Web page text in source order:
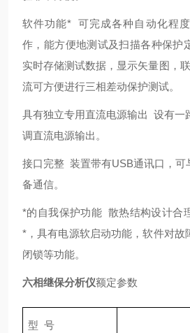
软件功能* 可完成各种自动化程
作，能方便地测试及扫描各种保护
实时存储测试数据，显示矢量图，
流可方便进行三相差动保护测试。
具有独立专用直流电源输出 设有一
调直流电源输出。
接口完整 装置带有USB通讯口，可
备通信。
*的自我保护功能 散热结构设计合
*，具有电源软启动功能，软件对故
闭锁等功能。
六相继保分析仪额定参数
型 号